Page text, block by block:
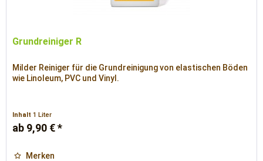
Grundreiniger R
Milder Reiniger für die Grundreinigung von elastischen Böden
wie Linoleum, PVC und Vinyl.
Inhalt1 Liter
ab 9,90 € *
Merken